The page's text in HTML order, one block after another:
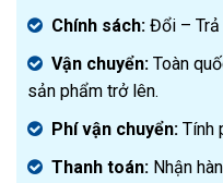
Chính sách: Đổi –
Vận chuyển: Toàn
sản phẩm trở lên.
Phí vận chuyển: Tính
Thanh toán: Nhận